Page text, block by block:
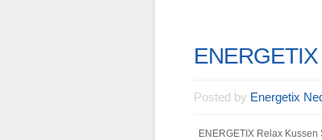
Posted by Energetix
ENERGETIX Relax